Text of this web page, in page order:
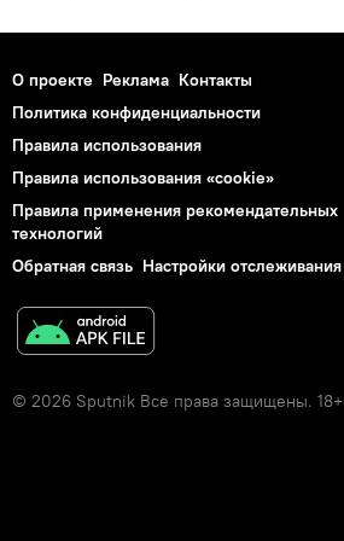
О проекте Реклама Контакты
Политика конфиденциальности
Правила использования
Правила использования «cookie»
Правила применения рекомендательных
технологий
Обратная связь Настройки отслеживания
© 2026 Sputnik Все права защищены. 18+